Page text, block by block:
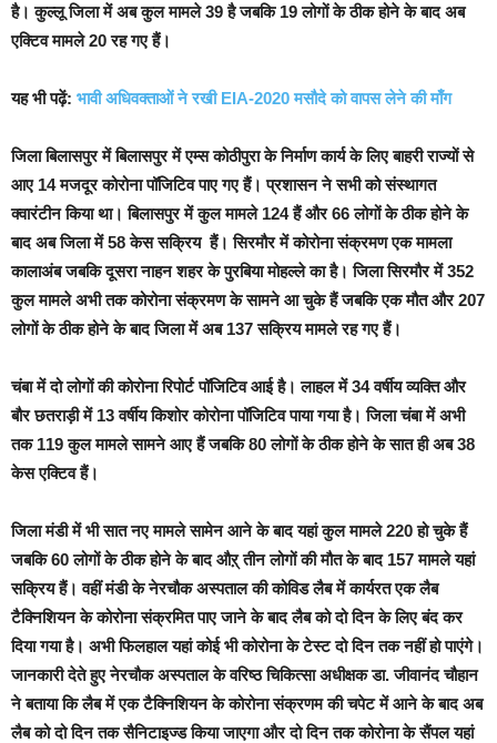
है। कुल्लू जिला में अब कुल मामले 39 है जबकि 19 लोगों के ठीक होने के बाद अब
एक्टिव मामले 20 रह गए हैं।
यह भी पढ़ें: भावी अधिवक्ताओं ने रखी EIA-2020 मसौदे को वापस लेने की माँग
जिला बिलासपुर में बिलासपुर में एम्स कोठीपुरा के निर्माण कार्य के लिए बाहरी राज्यों से
आए 14 मजदूर कोरोना पॉजिटिव पाए गए हैं। प्रशासन ने सभी को संस्थागत
क्वारंटीन किया था। बिलासपुर में कुल मामले 124 हैं और 66 लोगों के ठीक होने के
बाद अब जिला में 58 केस सक्रिय हैं। सिरमौर में कोरोना संक्रमण एक मामला
कालाअंब जबकि दूसरा नाहन शहर के पुरबिया मोहल्ले का है। जिला सिरमौर में 352
कुल मामले अभी तक कोरोना संक्रमण के सामने आ चुके हैं जबकि एक मौत और 207
लोगों के ठीक होने के बाद जिला में अब 137 सक्रिय मामले रह गए हैं।
चंबा में दो लोगों की कोरोना रिपोर्ट पॉजिटिव आई है। लाहल में 34 वर्षीय व्यक्ति और
बौर छतराड़ी में 13 वर्षीय किशोर कोरोना पॉजिटिव पाया गया है। जिला चंबा में अभी
तक 119 कुल मामले सामने आए हैं जबकि 80 लोगों के ठीक होने के सात ही अब 38
केस एक्टिव हैं।
जिला मंडी में भी सात नए मामले सामेन आने के बाद यहां कुल मामले 220 हो चुके हैं
जबकि 60 लोगों के ठीक होने के बाद औऱ् तीन लोगों की मौत के बाद 157 मामले यहां
सक्रिय हैं। वहीं मंडी के नेरचौक अस्पताल की कोविड लैब में कार्यरत एक लैब
टैक्निशियन के कोरोना संक्रमित पाए जाने के बाद लैब को दो दिन के लिए बंद कर
दिया गया है। अभी फिलहाल यहां कोई भी कोरोना के टेस्ट दो दिन तक नहीं हो पाएंगे।
जानकारी देते हुए नेरचौक अस्पताल के वरिष्ठ चिकित्सा अधीक्षक डा. जीवानंद चौहान
ने बताया कि लैब में एक टैक्निशियन के कोरोना संक्रणम की चपेट में आने के बाद अब
लैब को दो दिन तक सैनिटाइज्ड किया जाएगा और दो दिन तक कोरोना के सैंपल यहां